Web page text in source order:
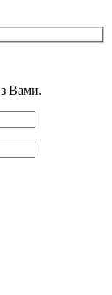
з Вами.